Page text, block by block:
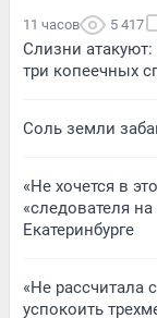
11 часов 5 417
Слизни атакуют:
три копеечных
Соль земли
«Не хочется в
«следователя
Екатеринбурге
«Не рассчитала
успокоить